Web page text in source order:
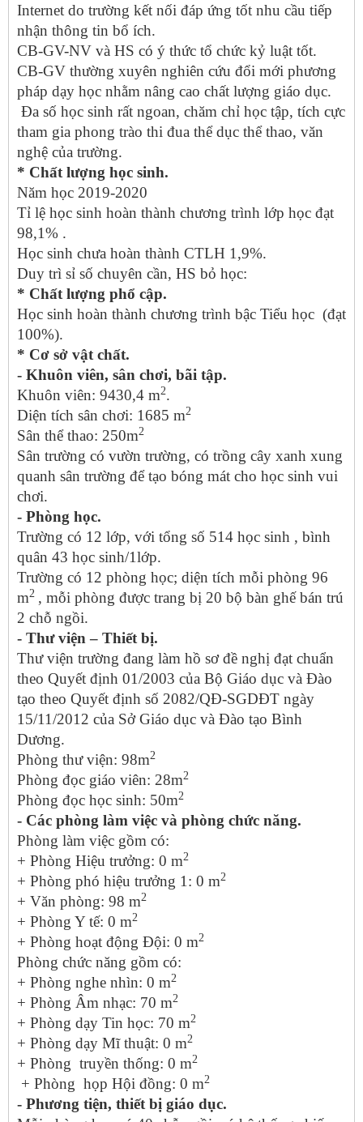
Internet do trường kết nối đáp ứng tốt nhu cầu tiếp
nhận thông tin bổ ích.
CB-GV-NV và HS có ý thức tổ chức kỷ luật tốt.
CB-GV thường xuyên nghiên cứu đổi mới phương
pháp dạy học nhằm nâng cao chất lượng giáo dục.
Đa số học sinh rất ngoan, chăm chỉ học tập, tích cực
tham gia phong trào thi đua thể dục thể thao, văn
nghệ của trường.
* Chất lượng học sinh.
Năm học 2019-2020
Tỉ lệ học sinh hoàn thành chương trình lớp học đạt
98,1% .
Học sinh chưa hoàn thành CTLH 1,9%.
Duy trì sỉ số chuyên cần, HS bỏ học:
* Chất lượng phổ cập.
Học sinh hoàn thành chương trình bậc Tiểu học (đạt
100%).
* Cơ sở vật chất.
- Khuôn viên, sân chơi, bãi tập.
Khuôn viên: 9430,4 m2.
Diện tích sân chơi: 1685 m2
Sân thể thao: 250m2
Sân trường có vườn trường, có trồng cây xanh xung
quanh sân trường để tạo bóng mát cho học sinh vui
chơi.
- Phòng học.
Trường có 12 lớp, với tổng số 514 học sinh , bình
quân 43 học sinh/1lớp.
Trường có 12 phòng học; diện tích mỗi phòng 96
m2 , mỗi phòng được trang bị 20 bộ bàn ghế bán trú
2 chỗ ngồi.
- Thư viện – Thiết bị.
Thư viện trường đang làm hồ sơ đề nghị đạt chuẩn
theo Quyết định 01/2003 của Bộ Giáo dục và Đào
tạo theo Quyết định số 2082/QĐ-SGDĐT ngày
15/11/2012 của Sở Giáo dục và Đào tạo Bình
Dương.
Phòng thư viện: 98m2
Phòng đọc giáo viên: 28m2
Phòng đọc học sinh: 50m2
- Các phòng làm việc và phòng chức năng.
Phòng làm việc gồm có:
+ Phòng Hiệu trưởng: 0 m2
+ Phòng phó hiệu trưởng 1: 0 m2
+ Văn phòng: 98 m2
+ Phòng Y tế: 0 m2
+ Phòng hoạt động Đội: 0 m2
Phòng chức năng gồm có:
+ Phòng nghe nhìn: 0 m2
+ Phòng Âm nhạc: 70 m2
+ Phòng dạy Tin học: 70 m2
+ Phòng dạy Mĩ thuật: 0 m2
+ Phòng truyền thống: 0 m2
+ Phòng họp Hội đồng: 0 m2
- Phương tiện, thiết bị giáo dục.